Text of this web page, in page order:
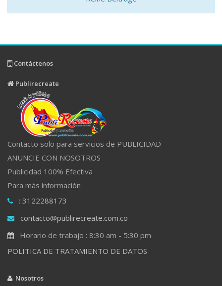
Contáctenos
Publirecreate
Contacto solo para servicios de PUBLICIDAD
ANUNCIE CON NOSOTROS
Publicidad 100% Efectiva
Para más información
: 3122288173
contacto@publirecreate.com.co
Horario de trabajo : 8:30 am - 5:30 pm
POLITICA DE TRATAMIENTO DE DATOS
Nosotros